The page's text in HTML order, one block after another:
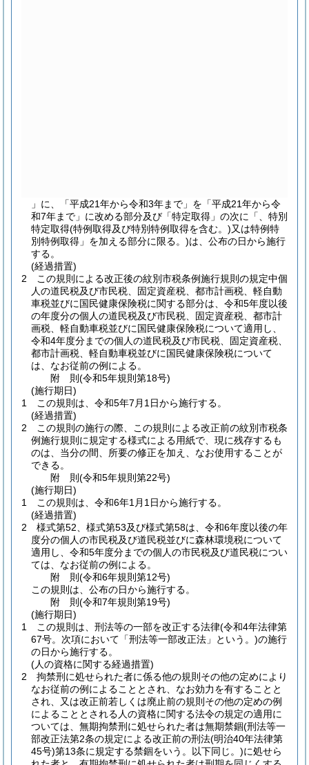
」に、「平成21年から令和3年まで」を「平成21年から令
和7年まで」に改める部分及び「特定取得」の次に「、特別
特定取得(特例取得及び特別特例取得を含む。)又は特例特
別特例取得」を加える部分に限る。)は、公布の日から施行
する。
(経過措置)
2
この規則による改正後の紋別市税条例施行規則の規定中個
人の道民税及び市民税、固定資産税、都市計画税、軽自動
車税並びに国民健康保険税に関する部分は、令和5年度以後
の年度分の個人の道民税及び市民税、固定資産税、都市計
画税、軽自動車税並びに国民健康保険税について適用し、
令和4年度分までの個人の道民税及び市民税、固定資産税、
都市計画税、軽自動車税並びに国民健康保険税について
は、なお従前の例による。
附 則(令和5年規則第18号)
(施行期日)
1
この規則は、令和5年7月1日から施行する。
(経過措置)
2
この規則の施行の際、この規則による改正前の紋別市税条
例施行規則に規定する様式による用紙で、現に残存するも
のは、当分の間、所要の修正を加え、なお使用することが
できる。
附 則(令和5年規則第22号)
(施行期日)
1
この規則は、令和6年1月1日から施行する。
(経過措置)
2
様式第52、様式第53及び様式第58は、令和6年度以後の年
度分の個人の市民税及び道民税並びに森林環境税について
適用し、令和5年度分までの個人の市民税及び道民税につい
ては、なお従前の例による。
附 則(令和6年規則第12号)
この規則は、公布の日から施行する。
附 則(令和7年規則第19号)
(施行期日)
1
この規則は、刑法等の一部を改正する法律(令和4年法律第
67号。次項において「刑法等一部改正法」という。)の施行
の日から施行する。
(人の資格に関する経過措置)
2
拘禁刑に処せられた者に係る他の規則その他の定めにより
なお従前の例によることとされ、なお効力を有することと
され、又は改正前若しくは廃止前の規則その他の定めの例
によることとされる人の資格に関する法令の規定の適用に
ついては、無期拘禁刑に処せられた者は無期禁錮(刑法等一
部改正法第2条の規定による改正前の刑法(明治40年法律第
45号)第13条に規定する禁錮をいう。以下同じ。)に処せら